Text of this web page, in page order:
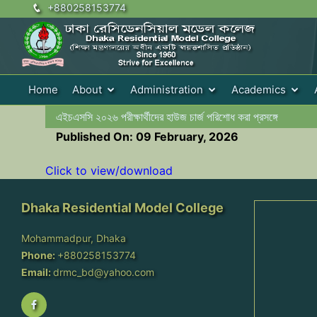
+880258153774
Home About Administration Academics
এইচএসসি ২০২৬ পরীক্ষার্থীদের হাউজ চার্জ পরিশোধ করা প্রসঙ্গে
Published On: 09 February, 2026
Click to view/download
Dhaka Residential Model College
Mohammadpur, Dhaka
Phone: +880258153774
Email: drmc_bd@yahoo.com